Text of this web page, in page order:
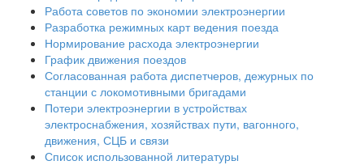
Работа советов по экономии электроэнергии
Разработка режимных карт ведения поезда
Нормирование расхода электроэнергии
График движения поездов
Согласованная работа диспетчеров, дежурных по
станции с локомотивными бригадами
Потери электроэнергии в устройствах
электроснабжения, хозяйствах пути, вагонного,
движения, СЦБ и связи
Список использованной литературы